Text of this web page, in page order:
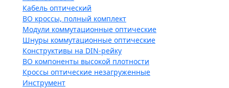
Кабель оптический
ВО кроссы, полный комплект
Модули коммутационные оптические
Шнуры коммутационные оптические
Конструктивы на DIN-рейку
ВО компоненты высокой плотности
Кроссы оптические незагруженные
Инструмент